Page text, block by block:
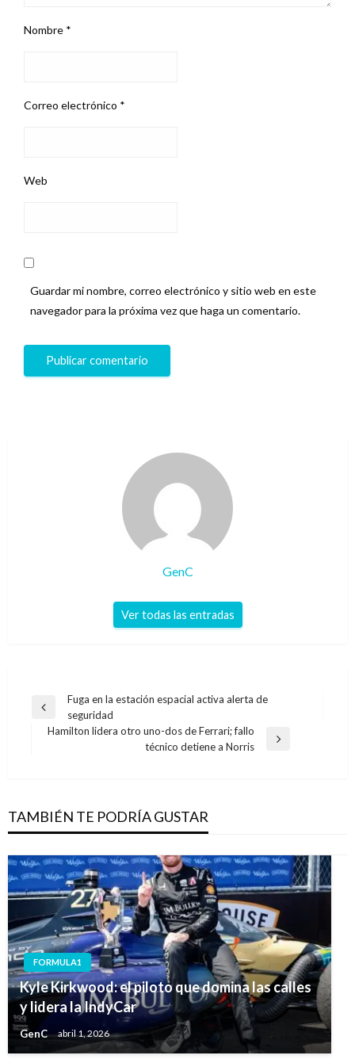
Nombre *
Correo electrónico *
Web
Guardar mi nombre, correo electrónico y sitio web en este
navegador para la próxima vez que haga un comentario.
GenC
Ver todas las entradas
Navegación
de
Entrada
anterior
Fuga en la estación espacial activa alerta de
seguridad
Hamilton lidera otro uno-dos de Ferrari; fallo
técnico detiene a Norris
TAMBIÉN TE PODRÍA GUSTAR
FORMULA1
Kyle Kirkwood: el piloto que domina las calles
y lidera la IndyCar
GenC abril 1, 2026